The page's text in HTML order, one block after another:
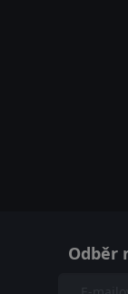
Odběr